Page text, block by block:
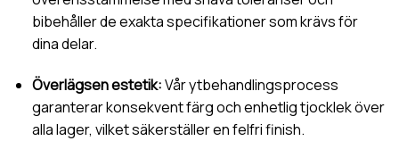
bibehåller de exakta specifikationer som krävs för
dina delar.
Överlägsen estetik:Vår ytbehandlingsprocess
garanterar konsekvent färg och enhetlig tjocklek över
alla lager, vilket säkerställer en felfri finish.